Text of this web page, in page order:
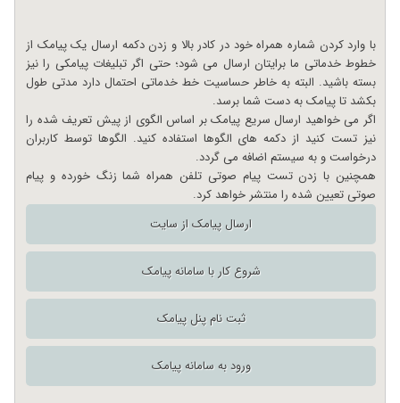
با وارد کردن شماره همراه خود در کادر بالا و زدن دکمه ارسال یک پیامک از
خطوط خدماتی ما برایتان ارسال می شود؛ حتی اگر تبلیغات پیامکی را نیز
بسته باشید. البته به خاطر حساسیت خط خدماتی احتمال دارد مدتی طول
بکشد تا پیامک به دست شما برسد.
اگر می خواهید ارسال سریع پیامک بر اساس الگوی از پیش تعریف شده را
نیز تست کنید از دکمه های الگوها استفاده کنید. الگوها توسط کاربران
درخواست و به سیستم اضافه می گردد.
همچنین با زدن تست پیام صوتی تلفن همراه شما زنگ خورده و پیام
صوتی تعیین شده را منتشر خواهد کرد.
ارسال پیامک از سایت
شروع کار با سامانه پیامک
ثبت نام پنل پیامک
ورود به سامانه پیامک